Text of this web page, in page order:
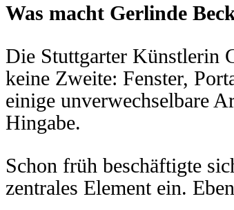
Was macht Gerlinde
Die Stuttgarter Künstlerin
keine Zweite: Fenster,
einige unverwechselbare
Hingabe.
Schon früh beschäftigte
zentrales Element ein.